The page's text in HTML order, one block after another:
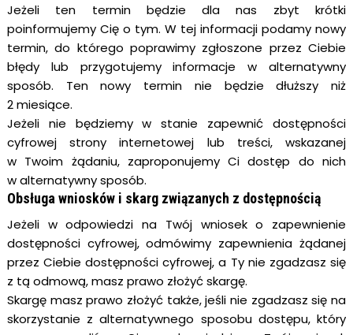
Jeżeli ten termin będzie dla nas zbyt krótki
poinformujemy Cię o tym. W tej informacji podamy nowy
termin, do którego poprawimy zgłoszone przez Ciebie
błędy lub przygotujemy informacje w alternatywny
sposób. Ten nowy termin nie będzie dłuższy niż
2 miesiące.
Jeżeli nie będziemy w stanie zapewnić dostępności
cyfrowej strony internetowej lub treści, wskazanej
w Twoim żądaniu, zaproponujemy Ci dostęp do nich
w alternatywny sposób.
Obsługa wniosków i skarg związanych z dostępnością
Jeżeli w odpowiedzi na Twój wniosek o zapewnienie
dostępności cyfrowej, odmówimy zapewnienia żądanej
przez Ciebie dostępności cyfrowej, a Ty nie zgadzasz się
z tą odmową, masz prawo złożyć skargę.
Skargę masz prawo złożyć także, jeśli nie zgadzasz się na
skorzystanie z alternatywnego sposobu dostępu, który